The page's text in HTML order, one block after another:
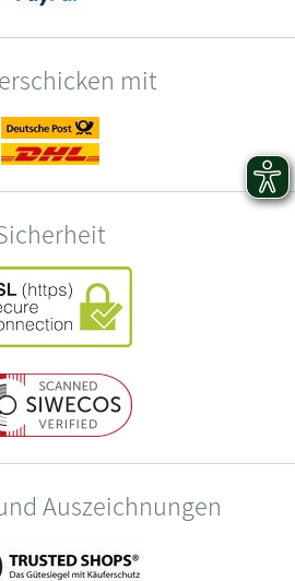
mit
Auszeichnungen